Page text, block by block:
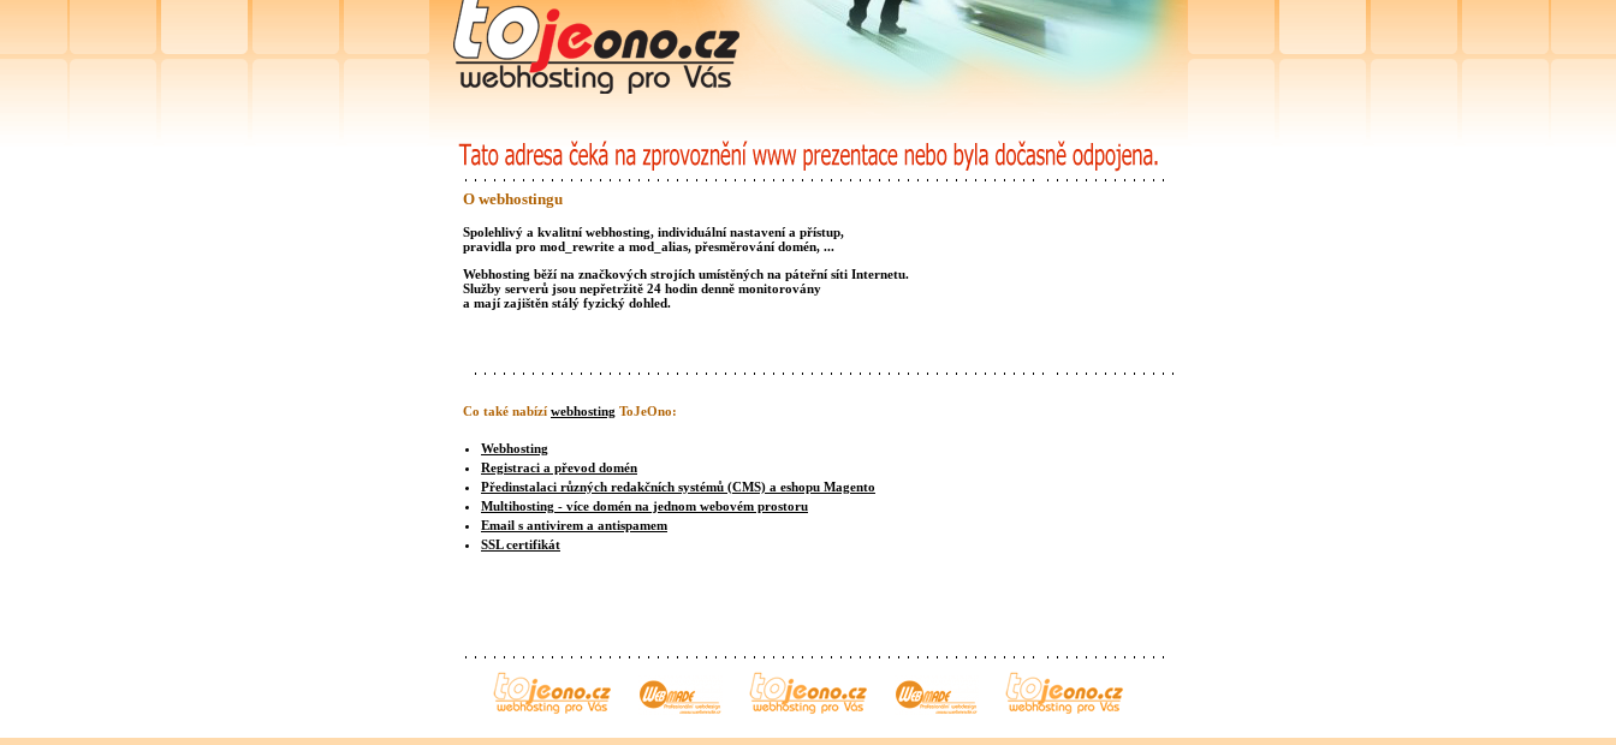
O webhostingu
Spolehlivý a kvalitní webhosting, individuální nastavení a přístup,
pravidla pro mod_rewrite a mod_alias, přesměrování domén, ...
Webhosting běží na značkových strojích umístěných na páteřní síti Internetu.
Služby serverů jsou nepřetržitě 24 hodin denně monitorovány
a mají zajištěn stálý fyzický dohled.
Co také nabízí webhosting ToJeOno:
Webhosting
Registraci a převod domén
Předinstalaci různých redakčních systémů (CMS) a eshopu Magento
Multihosting - více domén na jednom webovém prostoru
Email s antivirem a antispamem
SSL certifikát